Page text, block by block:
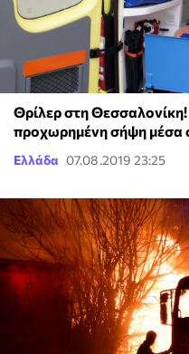
Θρίλερ στη
προχωρημένη σήψη μέσα
Ελλάδα 07.08.2019 23:25